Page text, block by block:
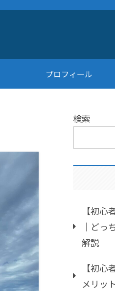
プロフィール
検索
【初
｜どっ
解説
【初心
メリッ